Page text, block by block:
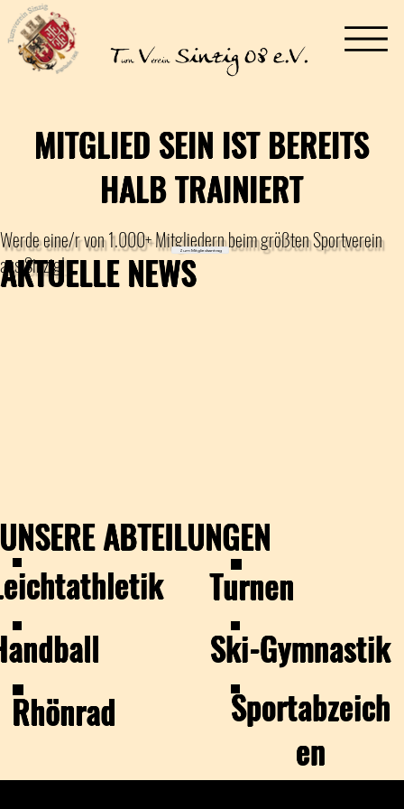
AKTUELLE NEWS
MITGLIED SEIN IST BEREITS
HALB TRAINIERT
Werde eine/r von 1.000+ Mitgliedern beim größten Sportverein
aus Sinzig!
Zum Mitgliedsantrag
UNSERE ABTEILUNGEN
Turnen
Ski-Gymnastik
Rhönrad
Sportabzeich
en